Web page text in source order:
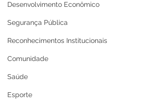
Desenvolvimento Econômico
Segurança Pública
Reconhecimentos Institucionais
Comunidade
Saúde
Esporte